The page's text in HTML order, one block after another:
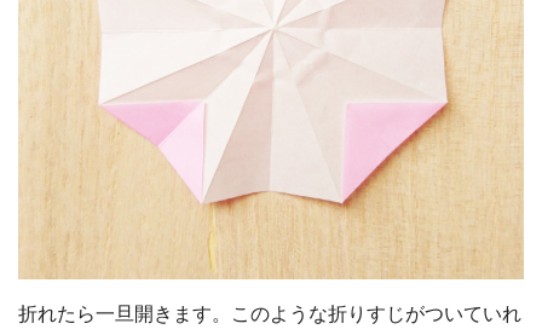
折れたら一旦開きます。このような折りすじがついていれ